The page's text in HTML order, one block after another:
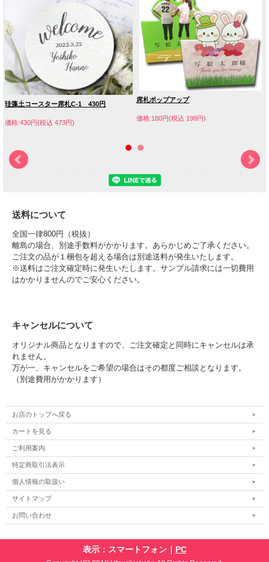
●お箸の種類によって金額が異なりますので、お確かめいただきカートへお入れく
●「札のデザイン選択」では商品画像の小ウインドウから選択してください。
●札のデザインですが「オリジナル希望」を選ばれた方はイメージ図をご注文から
２日以内にメールでお送りください。
手書きなど詳細が分かる形でもかまいません。
●Ｃ-12家紋を選ばれた方もご注文から２日以内にメールでお送りください。
●天然木を使用しているため1本1本色合い、刻印時の見え方など画面上と異なる場
合もございますのでご了承ください
珪藻土コースター席札C-1 430円
価格:430円(税込 473円)
席札ポップアップ
価格:180円(税込 198円)
送料について
全国一律800円（税抜）
離島の場合、別途手数料がかかります。あらかじめご了承ください。
ご注文の品が１梱包を超える場合は別途送料が発生いたします。
※送料はご注文確定時に発生いたします。サンプル請求には一切費用
はかかりませんのでご安心ください。
キャンセルについて
オリジナル商品となりますので、ご注文確定と同時にキャンセルは承
れません。
万が一、キャンセルをご希望の場合はその都度ご相談となります。
（別途費用がかかります）
お店のトップへ戻る
カートを見る
ご利用案内
特定商取引法表示
個人情報の取扱い
サイトマップ
お問い合わせ
表示：スマートフォン｜ PC